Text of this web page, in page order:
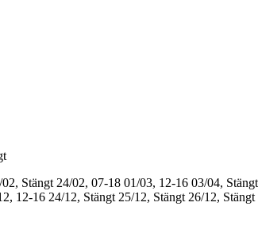
02, Stängt 24/02, 07-18 01/03, 12-16 03/04, Stängt
12-16 24/12, Stängt 25/12, Stängt 26/12, Stängt